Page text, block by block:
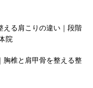
える肩こりの違い｜段階
院
胸椎と肩甲骨を整える整